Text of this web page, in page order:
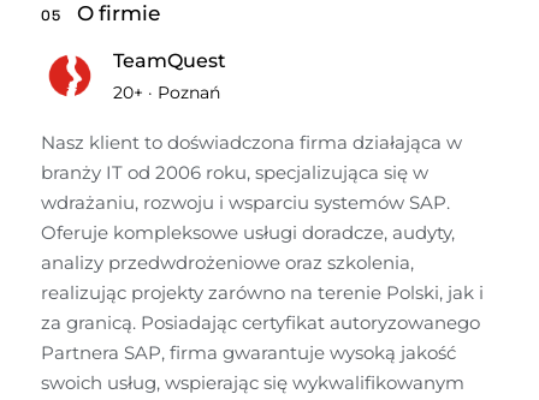
05 O firmie
TeamQuest
20+ · Poznań
Nasz klient to doświadczona firma działająca w
branży IT od 2006 roku, specjalizująca się w
wdrażaniu, rozwoju i wsparciu systemów SAP.
Oferuje kompleksowe usługi doradcze, audyty,
analizy przedwdrożeniowe oraz szkolenia,
realizując projekty zarówno na terenie Polski, jak i
za granicą. Posiadając certyfikat autoryzowanego
Partnera SAP, firma gwarantuje wysoką jakość
swoich usług, wspierając się wykwalifikowanym